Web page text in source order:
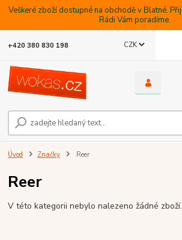
Veškeré zboží dostupné na obchodě v Blatné.
Rádi Vám poradíme.
CZK
+420 380 830 198
Úvod Značky Reer
Reer
V této kategorii nebylo nalezeno žádné zboží.